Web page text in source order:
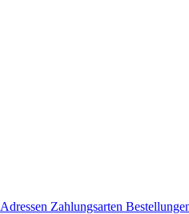
Adressen Zahlungsarten